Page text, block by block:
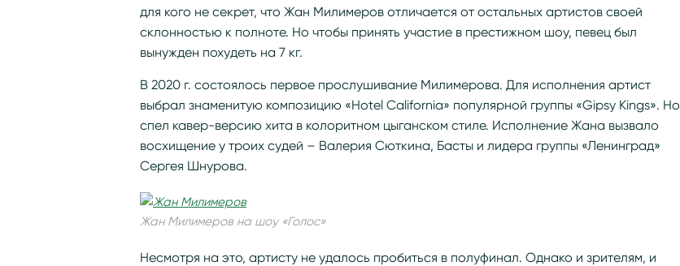
для кого не секрет, что Жан Милимеров отличается от остальных артистов своей
склонностью к полноте. Но чтобы принять участие в престижном шоу, певец был
вынужден похудеть на 7 кг.
В 2020 г. состоялось первое прослушивание Милимерова. Для исполнения артист
выбрал знаменитую композицию «Hotel California» популярной группы «Gipsy Kings». Но
спел кавер-версию хита в колоритном цыганском стиле. Исполнение Жана вызвало
восхищение у троих судей – Валерия Сюткина, Басты и лидера группы «Ленинград»
Сергея Шнурова.
Жан Милимеров на шоу «Голос»
Несмотря на это, артисту не удалось пробиться в полуфинал. Однако и зрителям, и